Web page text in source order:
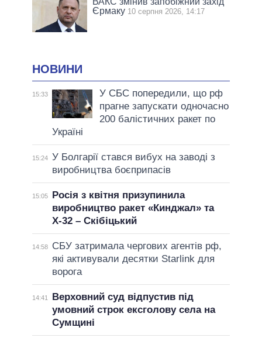
Єрмаку 10 серпня 2026, 14:17
НОВИНИ
15:33
У СБС попередили, що рф
прагне запускати одночасно
200 балістичних ракет по
Україні
15:24 У Болгарії стався вибух на заводі з
виробництва боєприпасів
15:05
Росія з квітня призупинила
виробництво ракет «Кинджал» та
Х-32 – Скібіцький
14:58
СБУ затримала чергових агентів рф,
які активували десятки Starlink для
ворога
14:41
Верховний суд відпустив під
умовний строк ексголову села на
Сумщині